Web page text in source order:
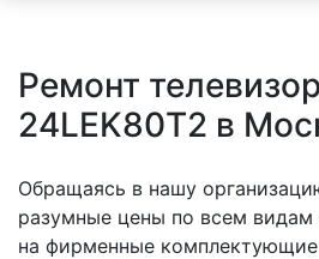
Ремонт
24LEK80T2 в
Обращаясь в нашу
разумные цены по всем видам
на фирменные комплектующие